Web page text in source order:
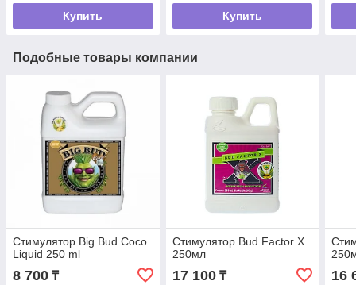
Купить Купить
Подобные товары компании
Стимулятор Big Bud Coco
Liquid 250 ml
8 700 ₸
Стимулятор Bud Factor X
250мл
17 100₸ 16